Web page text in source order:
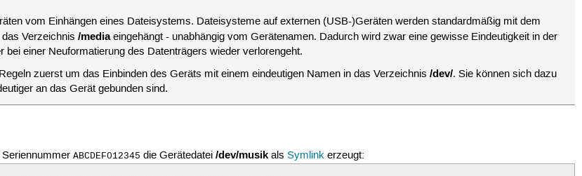
vom Einhängen eines Dateisystems. Dateisysteme auf externen (USB-)Geräten werden standardmäßig mit dem
das Verzeichnis/mediaeingehängt - unabhängig vom Gerätenamen. Dadurch wird zwar eine gewisse Eindeutigkeit in der
einer Neuformatierung des Datenträgers wieder verlorengeht.
zuerst um das Einbinden des Geräts mit einem eindeutigen Namen in das Verzeichnis/dev/. Sie können sich dazu
an das Gerät gebunden sind.
ABCDEF012345 die Gerätedatei /dev/musikals Symlinkerzeugt: